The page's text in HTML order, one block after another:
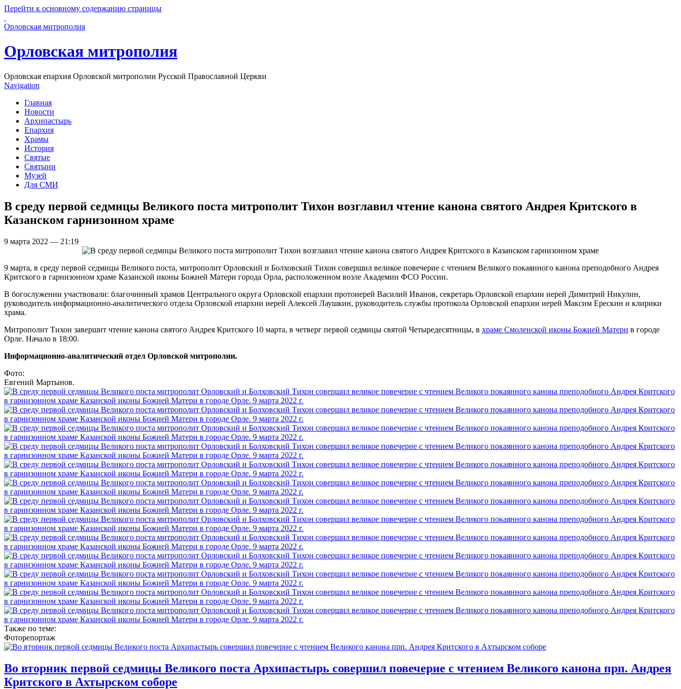
Перейти к основному содержанию страницы
Орловская митрополия
Орловская митрополия
Орловская епархия Орловской митрополии Русской Православной Церкви
Navigation
Главная
Новости
Архипастырь
Епархия
Храмы
История
Святые
Святыни
Музей
Для СМИ
В среду первой седмицы Великого поста митрополит Тихон возглавил чтение канона святого Андрея Критского в
Казанском гарнизонном храме
9 марта 2022 — 21:19
9 марта, в среду первой седмицы Великого поста, митрополит Орловский и Болховский Тихон совершил великое повечерие с чтением Великого покаянного канона преподобного Андрея
Критского в гарнизонном храме Казанской иконы Божией Матери города Орла, расположенном возле Академии ФСО России.
В богослужении участвовали: благочинный храмов Центрального округа Орловской епархии протоиерей Василий Иванов, секретарь Орловской епархии иерей Димитрий Никулин,
руководитель информационно-аналитического отдела Орловской епархии иерей Алексей Лаушкин, руководитель службы протокола Орловской епархии иерей Максим Ерескин и клирики
храма.
Митрополит Тихон завершит чтение канона святого Андрея Критского 10 марта, в четверг первой седмицы святой Четыредесятницы, в храме Смоленской иконы Божией Матери в городе
Орле. Начало в 18:00.
Информационно-аналитический отдел Орловской митрополии.
Фото:
Евгений Мартынов.
Также по теме:
Фоторепортаж
Во вторник первой седмицы Великого поста Архипастырь совершил повечерие с чтением Великого канона прп. Андрея
Критского в Ахтырском соборе